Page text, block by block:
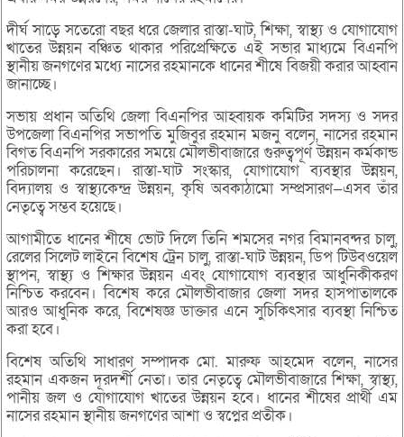
দীর্ঘ সাড়ে সতেরো বছর ধরে জেলার রাস্তা-ঘাট, শিক্ষা, স্বাস্থ্য ও যোগাযোগ
খাতের উন্নয়ন বঞ্চিত থাকার পরিপ্রেক্ষিতে এই সভার মাধ্যমে বিএনপি
স্থানীয় জনগণের মধ্যে নাসের রহমানকে ধানের শীষে বিজয়ী করার আহ্বান
জানাচ্ছে।
সভায় প্রধান অতিথি জেলা বিএনপির আহ্বায়ক কমিটির সদস্য ও সদর
উপজেলা বিএনপির সভাপতি মুজিবুর রহমান মজনু বলেন, নাসের রহমান
বিগত বিএনপি সরকারের সময়ে মৌলভীবাজারে গুরুত্বপূর্ণ উন্নয়ন কর্মকান্ড
পরিচালনা করেছেন। রাস্তা-ঘাট সংস্কার, যোগাযোগ ব্যবস্থার উন্নয়ন,
বিদ্যালয় ও স্বাস্থ্যকেন্দ্র উন্নয়ন, কৃষি অবকাঠামো সম্প্রসারণ—এসব তাঁর
নেতৃত্বে সম্ভব হয়েছে।
আগামীতে ধানের শীষে ভোট দিলে তিনি শমসের নগর বিমানবন্দর চালু,
রেলের সিলেট লাইনে বিশেষ ট্রেন চালু, রাস্তা-ঘাট উন্নয়ন, ডিপ টিউবওয়েল
স্থাপন, স্বাস্থ্য ও শিক্ষার উন্নয়ন এবং যোগাযোগ ব্যবস্থার আধুনিকীকরণ
নিশ্চিত করবেন। বিশেষ করে মৌলভীবাজার জেলা সদর হাসপাতালকে
আরও আধুনিক করে, বিশেষজ্ঞ ডাক্তার এনে সুচিকিৎসার ব্যবস্থা নিশ্চিত
করা হবে।
বিশেষ অতিথি সাধারণ সম্পাদক মো. মারুফ আহমেদ বলেন, নাসের
রহমান একজন দূরদর্শী নেতা। তার নেতৃত্বে মৌলভীবাজারে শিক্ষা, স্বাস্থ্য,
পানীয় জল ও যোগাযোগ খাতের উন্নয়ন হবে। ধানের শীষের প্রার্থী এম
নাসের রহমান স্থানীয় জনগণের আশা ও স্বপ্নের প্রতীক।